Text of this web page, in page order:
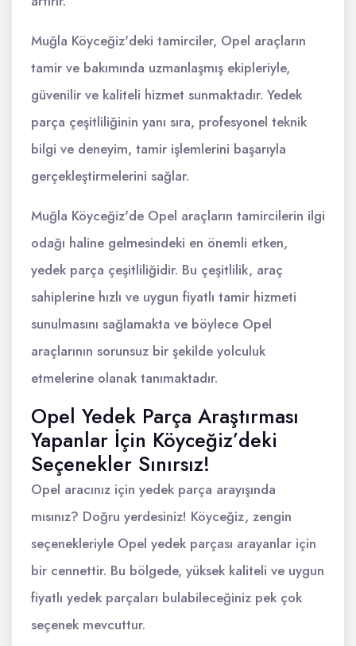
Muğla Köyceğiz'deki tamirciler, Opel araçların
tamir ve bakımında uzmanlaşmış ekipleriyle,
güvenilir ve kaliteli hizmet sunmaktadır. Yedek
parça çeşitliliğinin yanı sıra, profesyonel teknik
bilgi ve deneyim, tamir işlemlerini başarıyla
gerçekleştirmelerini sağlar.
Muğla Köyceğiz'de Opel araçların tamircilerin ilgi
odağı haline gelmesindeki en önemli etken,
yedek parça çeşitliliğidir. Bu çeşitlilik, araç
sahiplerine hızlı ve uygun fiyatlı tamir hizmeti
sunulmasını sağlamakta ve böylece Opel
araçlarının sorunsuz bir şekilde yolculuk
etmelerine olanak tanımaktadır.
Opel Yedek Parça Araştırması
Yapanlar İçin Köyceğiz’deki
Seçenekler Sınırsız!
Opel aracınız için yedek parça arayışında
mısınız? Doğru yerdesiniz! Köyceğiz, zengin
seçenekleriyle Opel yedek parçası arayanlar için
bir cennettir. Bu bölgede, yüksek kaliteli ve uygun
fiyatlı yedek parçaları bulabileceğiniz pek çok
seçenek mevcuttur.